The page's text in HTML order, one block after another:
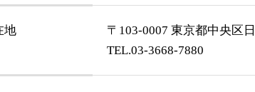
地
〒103-0007 東京都中央区
TEL.03-3668-7880